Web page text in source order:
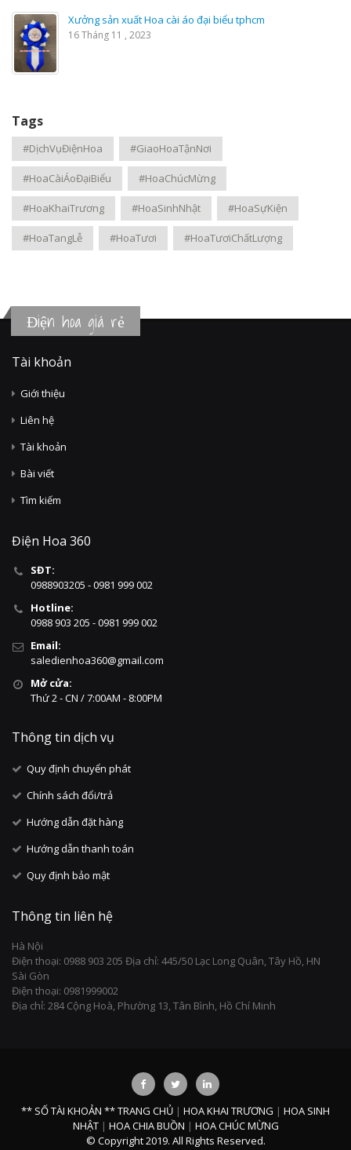
Xưởng sản xuất Hoa cài áo đại biểu tphcm
16 Tháng 11 , 2023
Tags
#DịchVụĐiệnHoa #GiaoHoaTậnNơi
#HoaCàiÁoĐạiBiểu #HoaChúcMừng
#HoaKhaiTrương #HoaSinhNhật #HoaSựKiện
#HoaTangLễ #HoaTươi #HoaTươiChấtLượng
Điện hoa giá rẻ
Tài khoản
Giới thiệu
Liên hệ
Tài khoản
Bài viết
Tìm kiếm
Điện Hoa 360
SĐT:
0988903205 - 0981 999 002
Hotline:
0988 903 205 - 0981 999 002
Email:
saledienhoa360@gmail.com
Mở cửa:
Thứ 2 - CN / 7:00AM - 8:00PM
Thông tin dịch vụ
Quy định chuyển phát
Chính sách đổi/trả
Hướng dẫn đặt hàng
Hướng dẫn thanh toán
Quy định bảo mật
Thông tin liên hệ
Hà Nội
Điện thoại: 0988 903 205 Địa chỉ: 445/50 Lạc Long Quân, Tây Hồ, HN
Sài Gòn
Điện thoại: 0981999002
Địa chỉ: 284 Cộng Hoà, Phường 13, Tân Bình, Hồ Chí Minh
** SỐ TÀI KHOẢN **TRANG CHỦ | HOA KHAI TRƯƠNG | HOA SINH
NHẬT | HOA CHIA BUỒN | HOA CHÚC MỪNG
© Copyright 2019. All Rights Reserved.